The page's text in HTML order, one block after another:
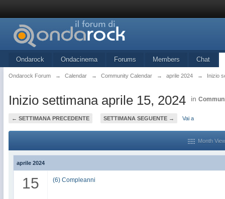
Ondarock Ondacinema Forums Members Chat
Ondarock Forum → Calendar → Community Calendar → aprile 2024 → Inizio
Inizio settimana aprile 15, 2024 in
← SETTIMANA PRECEDENTE SETTIMANA SEGUENTE → Vai a
Month
aprile 2024
15 (6) Compleanni